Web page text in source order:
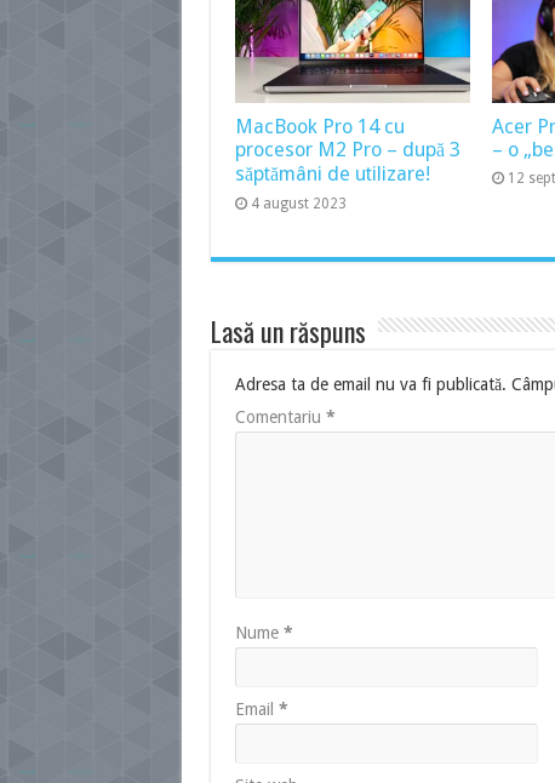
MacBook Pro 14 cu
procesor M2 Pro – după 3
săptămâni de utilizare!
4 august 2023
Acer
– o
12
Lasă un răspuns
Adresa ta de email nu va fi publicată.
Comentariu *
Nume *
Email *